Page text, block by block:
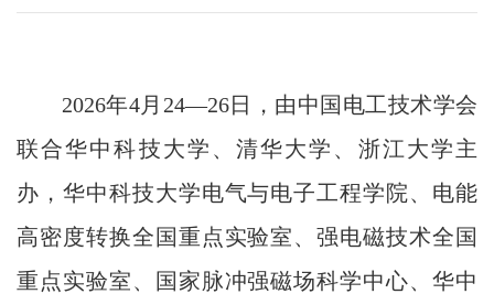
g
a
i
o
n
2026年4月24—26日，由中国电工技术学会
联合华中科技大学、清华大学、浙江大学主
办，华中科技大学电气与电子工程学院、电能
高密度转换全国重点实验室、强电磁技术全国
重点实验室、国家脉冲强磁场科学中心、华中